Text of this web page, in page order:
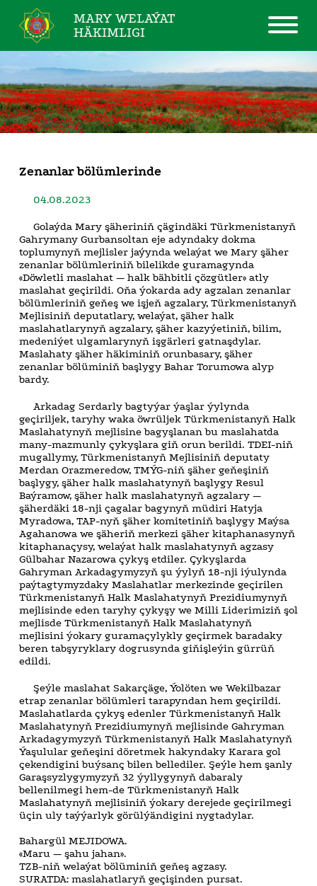
MARY WELAÝAT
HÄKIMLIGI
Zenanlar bölümlerinde
04.08.2023
Golaýda Mary şäheriniň çägindäki Türkmenistanyň
Gahrymany Gurbansoltan eje adyndaky dokma
toplumynyň mejlisler jaýynda welaýat we Mary şäher
zenanlar bölümleriniň bilelikde guramagynda
«Döwletli maslahat — halk bähbitli çözgütler» atly
maslahat geçirildi. Oňa ýokarda ady agzalan zenanlar
bölümleriniň geňeş we işjeň agzalary, Türkmenistanyň
Mejlisiniň deputatlary, welaýat, şäher halk
maslahatlarynyň agzalary, şäher kazyýetiniň, bilim,
medeniýet ulgamlarynyň işgärleri gatnaşdylar.
Maslahaty şäher häkiminiň orunbasary, şäher
zenanlar bölüminiň başlygy Bahar Torumowa alyp
bardy.
Arkadag Serdarly bagtyýar ýaşlar ýylynda
geçiriljek, taryhy waka öwrüljek Türkmenistanyň Halk
Maslahatynyň mejlisine bagyşlanan bu maslahatda
many-mazmunly çykyşlara giň orun berildi. TDEI-niň
mugallymy, Türkmenistanyň Mejlisiniň deputaty
Merdan Orazmeredow, TMÝG-niň şäher geňeşiniň
başlygy, şäher halk maslahatynyň başlygy Resul
Baýramow, şäher halk maslahatynyň agzalary —
şäherdäki 18-nji çagalar bagynyň müdiri Hatyja
Myradowa, TAP-nyň şäher komitetiniň başlygy Maýsa
Agahanowa we şäheriň merkezi şäher kitaphanasynyň
kitaphanaçysy, welaýat halk maslahatynyň agzasy
Gülbahar Nazarowa çykyş etdiler. Çykyşlarda
Gahryman Arkadagymyzyň şu ýylyň 18-nji iýulynda
paýtagtymyzdaky Maslahatlar merkezinde geçirilen
Türkmenistanyň Halk Maslahatynyň Prezidiumynyň
mejlisinde eden taryhy çykyşy we Milli Liderimiziň şol
mejlisde Türkmenistanyň Halk Maslahatynyň
mejlisini ýokary guramaçylykly geçirmek baradaky
beren tabşyryklary dogrusynda giňişleýin gürrüň
edildi.
Şeýle maslahat Sakarçäge, Ýolöten we Wekilbazar
etrap zenanlar bölümleri tarapyndan hem geçirildi.
Maslahatlarda çykyş edenler Türkmenistanyň Halk
Maslahatynyň Prezidiumynyň mejlisinde Gahryman
Arkadagymyzyň Türkmenistanyň Halk Maslahatynyň
Ýaşulular geňeşini döretmek hakyndaky Karara gol
çekendigini buýsanç bilen bellediler. Şeýle hem şanly
Garaşsyzlygymyzyň 32 ýyllygynyň dabaraly
bellenilmegi hem-de Türkmenistanyň Halk
Maslahatynyň mejlisiniň ýokary derejede geçirilmegi
üçin uly taýýarlyk görülýändigini nygtadylar.
Bahargül MEJIDOWA.
«Maru — şahu jahan».
TZB-niň welaýat bölüminiň geňeş agzasy.
SURATDA: maslahatlaryň geçişinden pursat.